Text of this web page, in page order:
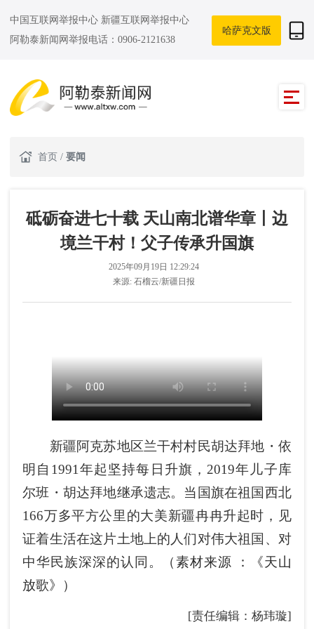
中国互联网举报中心 新疆互联网举报中心
阿勒泰新闻网举报电话：0906-2121638
哈萨克文版
首页 / 要闻
砥砺奋进七十载 天山南北谱华章丨边
境兰干村！父子传承升国旗
2025年09月19日 12:29:24
来源:石榴云/新疆日报
新疆阿克苏地区兰干村村民胡达拜地・依
明自 1991 年起坚持每日升旗， 2019年儿子库
尔班・胡达拜地继承遗志。 当国旗在祖国西北
166万多平方公里的大美新疆冉冉升起时，见
证着生活在这片土地上的人们对伟大祖国、对
中华民族深深的认同。（素材来源 ：《天山
放歌》
）
[责任编辑：杨玮璇]